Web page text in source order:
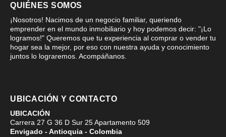
QUIÉNES SOMOS
¡Nosotros! Nacimos de un negocio familiar, queriendo
emprender en el mundo inmobiliario y hoy podemos decir: "¡Lo
logramos!" Queremos que tu experiencia al comprar o vender tu
hogar sea la mejor, por eso con nuestra ayuda y conocimiento
juntos lo lograremos. Acompáñanos.
UBICACIÓN Y CONTACTO
UBICACIÓN
Carrera 27 G 36 D Sur 25 Apartamento 509
Envigado - Antioquia - Colombia